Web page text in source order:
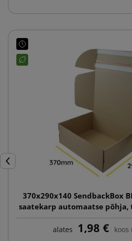
Eelmine
370x290x140 SendbackBox
saatekarp automaatse
alates 1,98 € koos